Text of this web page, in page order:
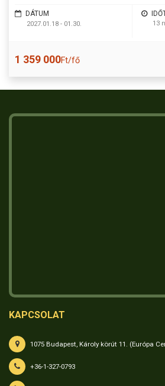
DÁTUM
2027.01.18 - 01.30. 13
1 359 000Ft/fő
KAPCSOLAT
1075 Budapest, Károly körút 11. (Európa
+36-1-327-0793